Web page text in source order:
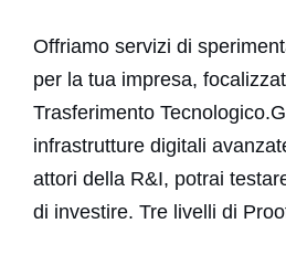
ABILITATORI
ACCESS
Offriamo servizi di
per la tua impresa,
Trasferimento
infrastrutture digitali
attori della R&I, potrai
di investire. Tre livelli di